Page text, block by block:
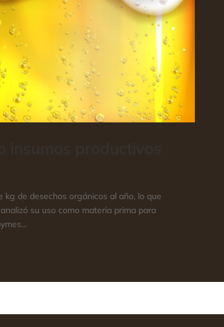
de desechos orgánicos al año, lo que
su uso como materia prima para